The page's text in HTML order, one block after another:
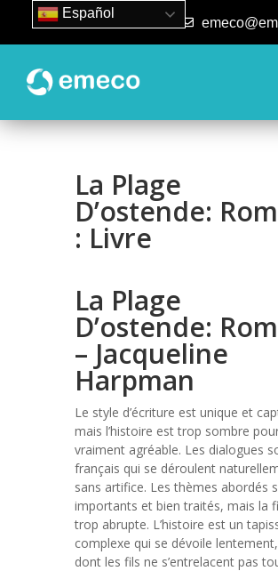
93 840 50 80
La Plage
D’ostende:
: Livre
La Plage
D’ostende:
– Jacqueline
Harpman
Le style d’écriture est unique et
mais l’histoire est trop sombre
vraiment agréable. Les dialogues
français qui se déroulent
sans artifice. Les thèmes abordés
importants et bien traités, mais la
trop abrupte. L’histoire est un
complexe qui se dévoile
dont les fils ne s’entrelacent pas
Español